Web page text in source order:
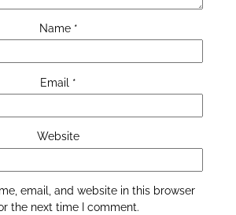
Name *
Email *
Website
email, and website in this browser
the next time I comment.